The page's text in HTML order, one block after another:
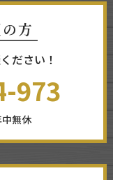
方
ださい！
973
無休